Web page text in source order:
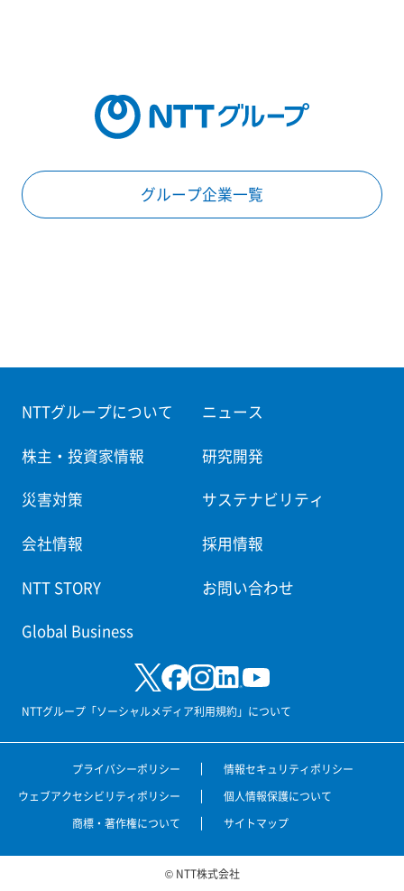
グループ企業一覧
NTTグループについて ニュース
株主・投資家情報 研究開発
災害対策 サステナビリティ
会社情報 採用情報
NTT STORY お問い合わせ
Global Business
NTTグループ「ソーシャルメディア利用規約」について
プライバシーポリシー
情報セキュリティポリシー
ウェブアクセシビリティポリシー
個人情報保護について
商標・著作権について
サイトマップ
© NTT株式会社